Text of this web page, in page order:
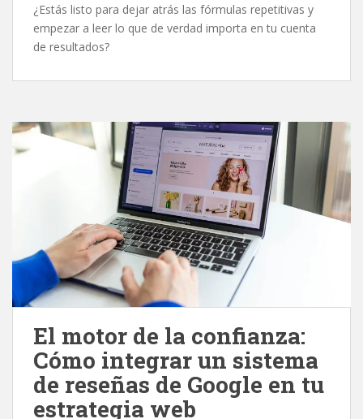
¿Estás listo para dejar atrás las fórmulas repetitivas y
empezar a leer lo que de verdad importa en tu cuenta
de resultados?
El motor de la confianza:
Cómo integrar un sistema
de reseñas de Google en tu
estrategia web